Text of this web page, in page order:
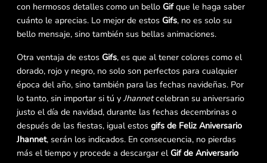
con hermosos detalles como un bello Gifque le haga saber
cuánto le aprecias. Lo mejor de estos Gifs, no es solo su
bello mensaje, sino también sus bellas animaciones.
Otra ventaja de estos Gifs, es que al tener colores como el
dorado, rojo y negro, no solo son perfectos para cualquier
época del año, sino también para las fechas navideñas. Por
lo tanto, sin importar si tú y Jhannetcelebran su aniversario
justo el día de navidad, durante las fechas decembrinas o
después de las fiestas, igual estos gifs de Feliz Aniversario
Jhannet, serán los indicados. En consecuencia, no pierdas
más el tiempo y procede a descargar elGif de Aniversario